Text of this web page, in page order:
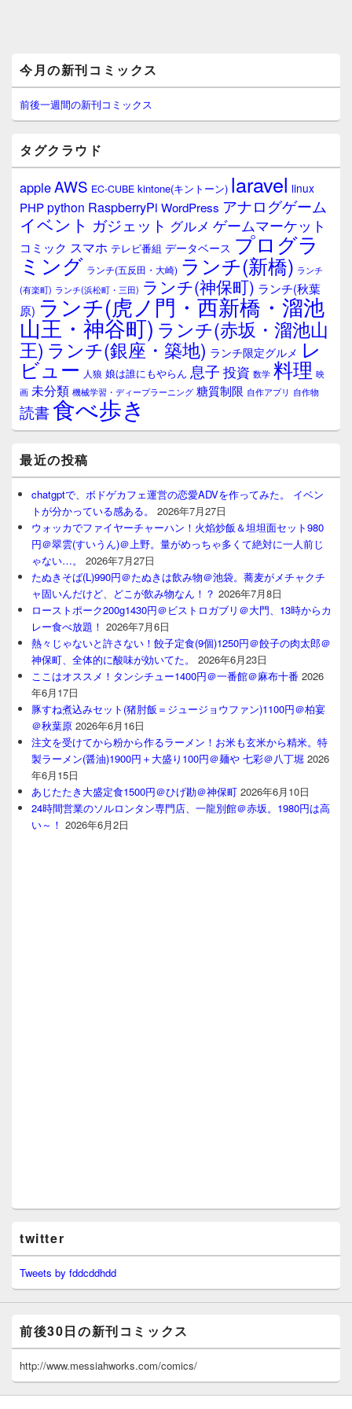
イ
ン
サ
イ
ウ
ィ
ジ
ェ
ア
今月の新刊コミックス
前後一週間の新刊コミックス
タグクラウド
appleAWS EC-CUBE kintone(キントーン) laravel linux
PHPpython RaspberryPi WordPress アナログゲーム
イベント ガジェット グルメ ゲームマーケット
コミック スマホ テレビ番組 データベース プログラ
ミング ランチ(五反田・大崎) ランチ(新橋) ランチ
(有楽町) ランチ(浜松町・三田) ランチ(神保町) ランチ(秋葉
原) ランチ(虎ノ門・西新橋・溜池
山王・神谷町) ランチ(赤坂・溜池山
王) ランチ(銀座・築地) ランチ限定グルメ レ
ビュー 人狼 娘は誰にもやらん 息子 投資 数学 料理 映
画 未分類 機械学習・ディープラーニング 糖質制限 自作アプリ 自作物
読書食べ歩き
最近の投稿
chatgptで、ボドゲカフェ運営の恋愛ADVを作ってみた。 イベン
トが分かっている感ある。
2026年7月27日
ウォッカでファイヤーチャーハン！火焰炒飯＆坦坦面セット980
円＠翠雲(すいうん)＠上野。量がめっちゃ多くて絶対に一人前じ
ゃない…。
2026年7月27日
たぬきそば(L)990円＠たぬきは飲み物＠池袋。蕎麦がメチャクチ
ャ固いんだけど、どこが飲み物なん！？ 2026年7月8日
ローストポーク200g1430円＠ビストロガブリ＠大門、13時からカ
レー食べ放題！ 2026年7月6日
熱々じゃないと許さない！餃子定食(9個)1250円＠餃子の肉太郎＠
神保町、全体的に酸味が効いてた。
2026年6月23日
ここはオススメ！タンシチュー1400円＠一番館＠麻布十番 2026
年6月17日
豚すね煮込みセット(猪肘飯＝ジュージョウファン)1100円＠柏宴
＠秋葉原 2026年6月16日
注文を受けてから粉から作るラーメン！お米も玄米から精米。特
製ラーメン(醤油)1900円＋大盛り100円＠麺や 七彩＠八丁堀 2026
年6月15日
あじたたき大盛定食1500円＠ひげ勘＠神保町 2026年6月10日
24時間営業のソルロンタン専門店、一龍別館＠赤坂。1980円は高
い～！ 2026年6月2日
twitter
Tweets by fddcddhdd
前後30日の新刊コミックス
http://www.messiahworks.com/comics/